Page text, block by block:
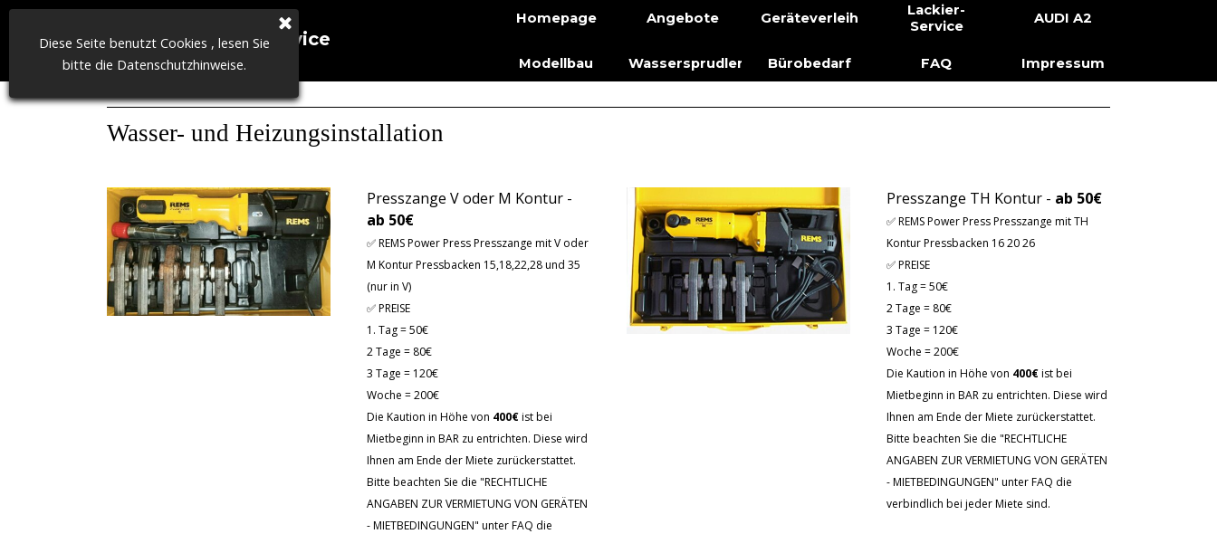
Diese Seite benutzt Cookies , lesen Sie
bitte die Datenschutzhinweise.
Direkt zum Seiteninhalt
A2-Doc Autoservice
Nordgauer
Menü überspringen
Homepage Angebote Geräteverleih
Lackier-
Service
AUDI A2
Modellbau Wassersprudler Bürobedarf FAQ Impressum
Wasser- und Heizungsinstallation
Presszange V oder M Kontur -
ab 50€
✅ REMS Power Press Presszange mit V oder
M Kontur Pressbacken 15,18,22,28 und 35
(nur in V)
✅ PREISE
1. Tag = 50€
2 Tage = 80€
3 Tage = 120€
Woche = 200€
Die Kaution in Höhe von 400€ist bei
Mietbeginn in BAR zu entrichten. Diese wird
Ihnen am Ende der Miete zurückerstattet.
Bitte beachten Sie die "RECHTLICHE
ANGABEN ZUR VERMIETUNG VON GERÄTEN
- MIETBEDINGUNGEN" unter FAQ die
Presszange TH Kontur - ab 50€
✅ REMS Power Press Presszange mitTH
Kontur Pressbacken 16 20 26
✅ PREISE
1. Tag = 50€
2 Tage = 80€
3 Tage = 120€
Woche = 200€
Die Kaution in Höhe von 400€ist bei
Mietbeginn in BAR zu entrichten. Diese wird
Ihnen am Ende der Miete zurückerstattet.
Bitte beachten Sie die "RECHTLICHE
ANGABEN ZUR VERMIETUNG VON GERÄTEN
- MIETBEDINGUNGEN" unter FAQ die
verbindlich bei jeder Miete sind.